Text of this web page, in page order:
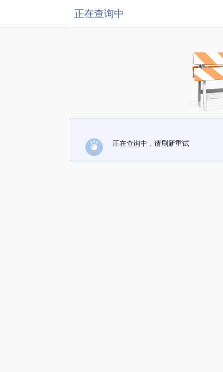
正在查询中
正在查询中，请刷新重试